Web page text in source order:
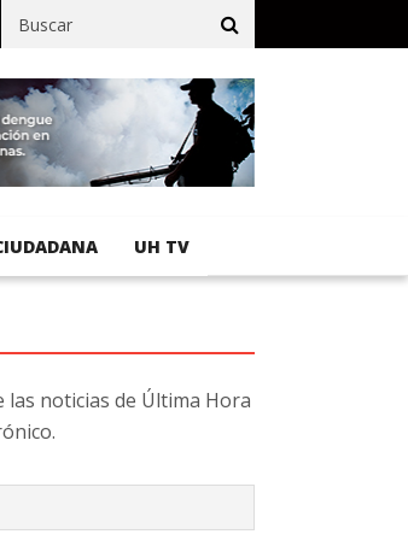
de avance en obras de terracería
UH TV
las noticias de Última Hora